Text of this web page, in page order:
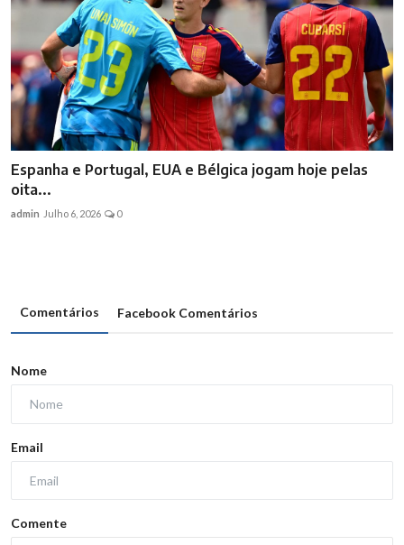
Espanha e Portugal, EUA e Bélgica jogam hoje pelas
oita...
admin Julho 6, 2026 0
Comentários Facebook Comentários
Nome
Email
Comente